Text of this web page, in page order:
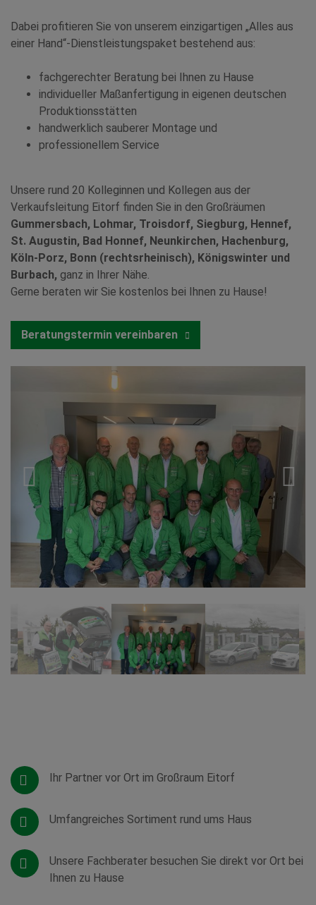
Dabei profitieren Sie von unserem einzigartigen „Alles aus
einer Hand“-Dienstleistungspaket bestehend aus:
fachgerechter Beratung bei Ihnen zu Hause
individueller Maßanfertigung in eigenen deutschen
Produktionsstätten
handwerklich sauberer Montage und
professionellem Service
Unsere rund 20 Kolleginnen und Kollegen aus der
Verkaufsleitung Eitorf finden Sie in den Großräumen
Gummersbach, Lohmar, Troisdorf, Siegburg, Hennef,
St. Augustin, Bad Honnef, Neunkirchen, Hachenburg,
Köln-Porz, Bonn (rechtsrheinisch), Königswinter und
Burbach, ganz in Ihrer Nähe.
Gerne beraten wir Sie kostenlos bei Ihnen zu Hause!
Beratungstermin vereinbaren
Ihr Partner vor Ort im Großraum Eitorf
Umfangreiches Sortiment rund ums Haus
Unsere Fachberater besuchen Sie direkt vor Ort bei
Ihnen zu Hause